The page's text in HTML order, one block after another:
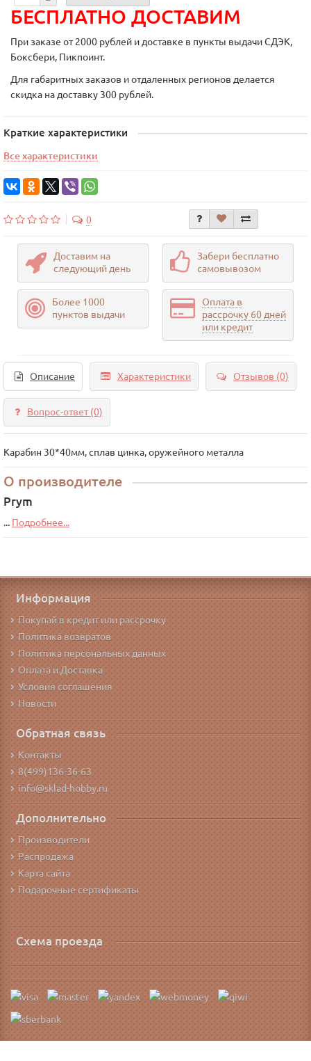
БЕСПЛАТНО ДОСТАВИМ
При заказе от 2000 рублей и доставке в пункты выдачи СДЭК,
Боксбери, Пикпоинт.
Для габаритных заказов и отдаленных регионов делается
скидка на доставку 300 рублей.
Краткие характеристики
Все характеристики
0
Доставим на
следующий день
Забери бесплатно
самовывозом
Более 1000
пунктов выдачи
Оплата в
рассрочку 60 дней
или кредит
Описание Характеристики Отзывов (0)
Вопрос-ответ(0)
Карабин 30*40мм, сплав цинка, оружейного металла
О производителе
Prym
... Подробнее...
Информация
Покупай в кредит или рассрочку
Политика возвратов
Политика персональных данных
Оплата и Доставка
Условия соглашения
Новости
Обратная связь
Контакты
8(499)136-36-63
info@sklad-hobby.ru
Дополнительно
Производители
Распродажа
Карта сайта
Подарочные сертификаты
Схема проезда